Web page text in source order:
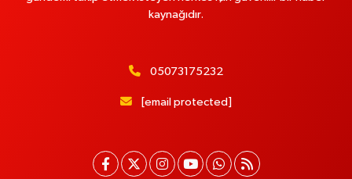
kaynağıdır.
05073175232
[email protected]